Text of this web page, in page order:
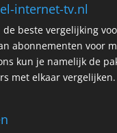
internet-tv.nl
de beste vergelijking
abonnementen voor
kun je namelijk de
met elkaar vergelijken.